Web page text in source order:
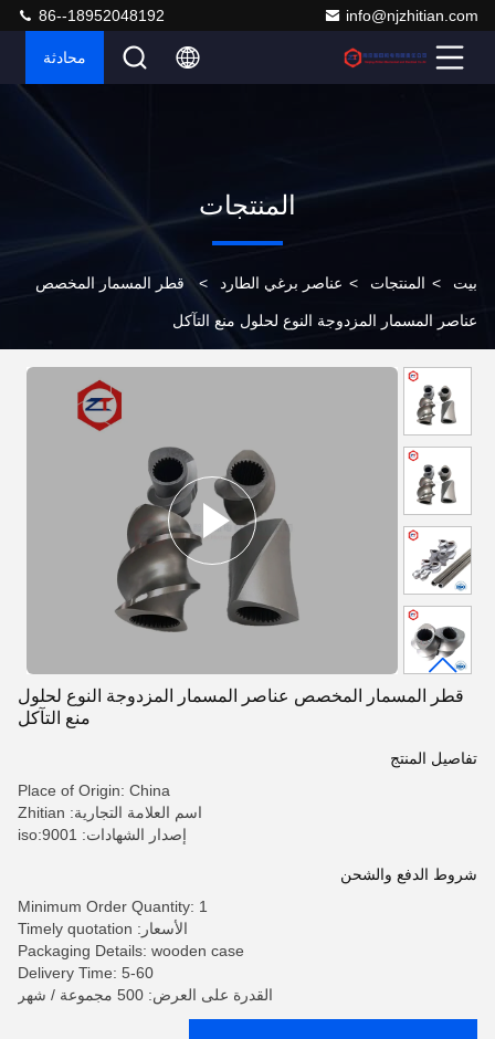
info@njzhitian.com
86--18952048192
محادثة
المنتجات
بيت > المنتجات > عناصر برغي الطارد > قطر المسمار المخصص
عناصر المسمار المزدوجة النوع لحلول منع التآكل
قطر المسمار المخصص عناصر المسمار المزدوجة النوع لحلول
منع التآكل
تفاصيل المنتج
Place of Origin: China
اسم العلامة التجارية: Zhitian
إصدار الشهادات: iso:9001
شروط الدفع والشحن
Minimum Order Quantity: 1
الأسعار: Timely quotation
Packaging Details: wooden case
Delivery Time: 5-60
القدرة على العرض: 500 مجموعة / شهر